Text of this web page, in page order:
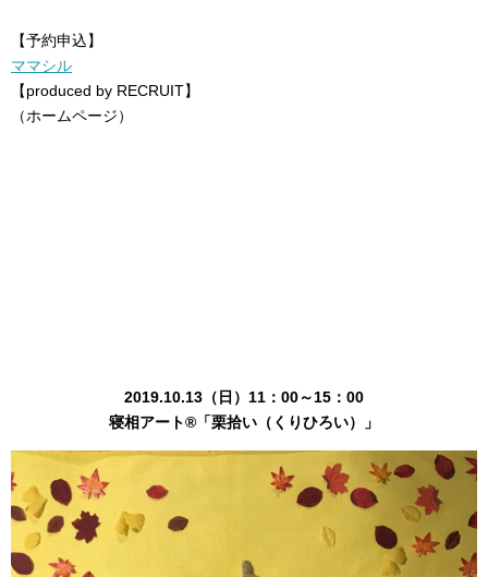
【予約申込】
ママシル
【produced by RECRUIT】
（ホームページ）
2019.10.13（日）11：00～15：00
寝相アート®「栗拾い（くりひろい）」